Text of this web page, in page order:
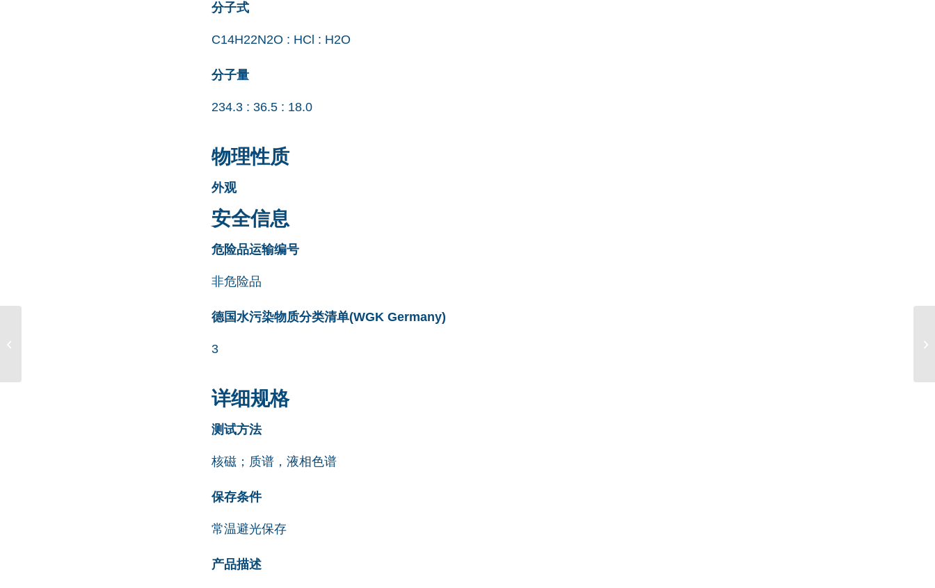
分子式
C14H22N2O : HCl : H2O
分子量
234.3 : 36.5 : 18.0
物理性质
外观
安全信息
危险品运输编号
非危险品
德国水污染物质分类清单(WGK Germany)
3
详细规格
测试方法
核磁；质谱，液相色谱
保存条件
常温避光保存
产品描述